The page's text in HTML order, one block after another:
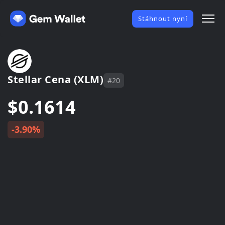
Stáhnout nyní
Stellar Cena (XLM) #20
$0.1614
-3.90%